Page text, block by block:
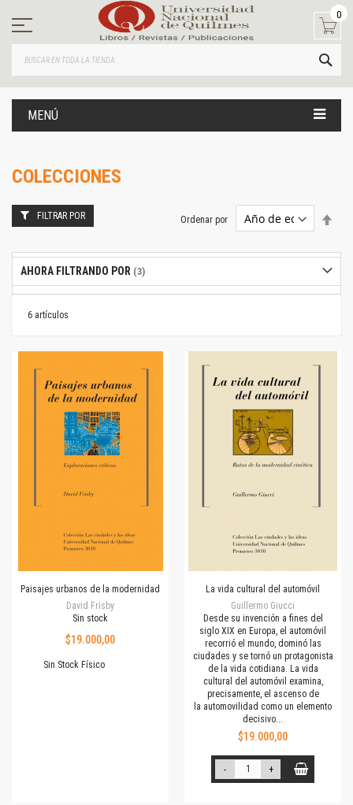
contenido
0
MENÚ
COLECCIONES
6 artículos
Ordenar por
Paisajes urbanos de la modernidad
David Frisby
Sin stock
$19.000,00
Sin Stock Físico
La vida cultural del automóvil
Guillermo Giucci
Desde su invención a fines del
siglo XIX en Europa, el automóvil
recorrió el mundo, dominó las
ciudades y se tornó un protagonista
de la vida cotidiana. La vida
cultural del automóvil examina,
precisamente, el ascenso de
la automovilidad como un elemento
decisivo...
$19.000,00
- +
FILTRAR POR
AHORA FILTRANDO POR